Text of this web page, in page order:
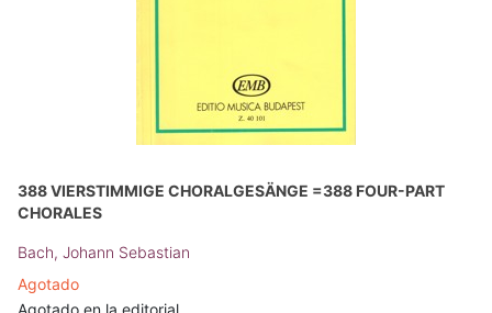
388 VIERSTIMMIGE CHORALGESÄNGE =388 FOUR-PART
CHORALES
Bach, Johann Sebastian
Agotado
Agotado en la editorial